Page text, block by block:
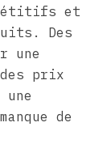
et
Des
une
prix
de